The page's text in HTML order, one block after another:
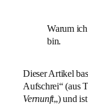
Warum
bin.
Dieser Artikel
Aufschrei“ (aus
Vernunft„) und